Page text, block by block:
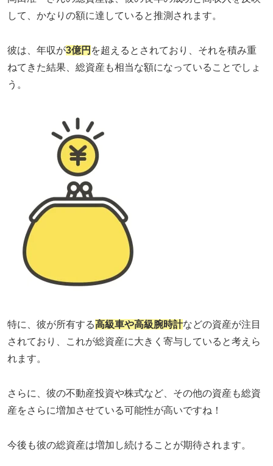
して、かなりの額に達していると推測されます。
彼は、年収が3億円 を超えるとされており、それを積み重
ねてきた結果、総資産も相当な額になっていることでしょ
う。
特に、彼が所有する高級車や高級腕時計などの資産が注目
されており、これが総資産に大きく寄与していると考えら
れます。
さらに、彼の不動産投資や株式など、その他の資産も総資
産をさらに増加させている可能性が高いですね！
今後も彼の総資産は増加し続けることが期待されます。